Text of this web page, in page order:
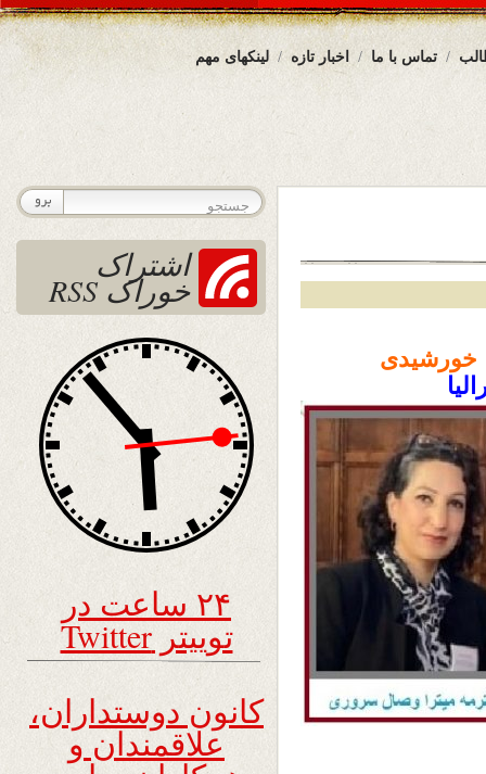
لینکهای مهم اخبار تازه تماس با ما
اشتراک
خوراک RSS
۲۴ ساعت در
توییتر Twitter
کانون دوستداران،
علاقمندان و